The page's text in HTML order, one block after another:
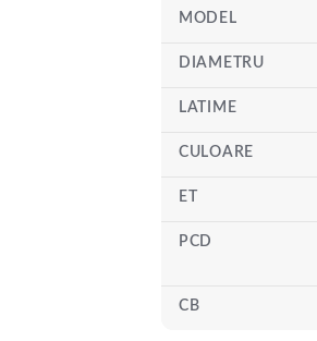
MODEL
DIAMETRU
LATIME
CULOARE
ET
PCD
CB